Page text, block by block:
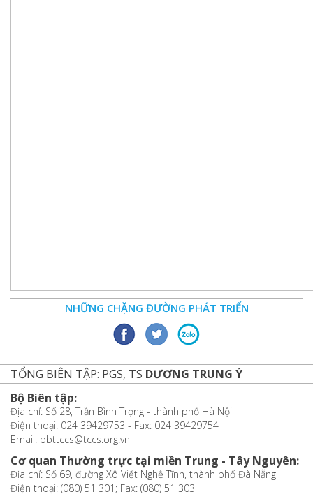
NHỮNG CHẶNG ĐƯỜNG PHÁT TRIỂN
TỔNG BIÊN TẬP: PGS, TS DƯƠNG TRUNG Ý
Bộ Biên tập:
Địa chỉ: Số 28, Trần Bình Trọng - thành phố Hà Nội
Điện thoại: 024 39429753 - Fax: 024 39429754
Email: bbttccs@tccs.org.vn
Cơ quan Thường trực tại miền Trung - Tây Nguyên:
Địa chỉ: Số 69, đường Xô Viết Nghệ Tĩnh, thành phố Đà Nẵng
Điện thoại: (080) 51 301; Fax: (080) 51 303